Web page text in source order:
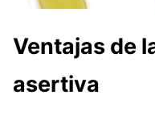
Ventajas de
asertiva